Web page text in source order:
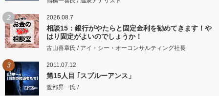
2 2026.08.7
相談15：銀行がやたらと固定金利を勧めてきます！や
はり固定がよいのでしょうか！
古山喜章氏 / アイ・シー・オーコンサルティング社長
3 2011.07.12
第15人目 ｢スプルーアンス」
渡部昇一氏 /